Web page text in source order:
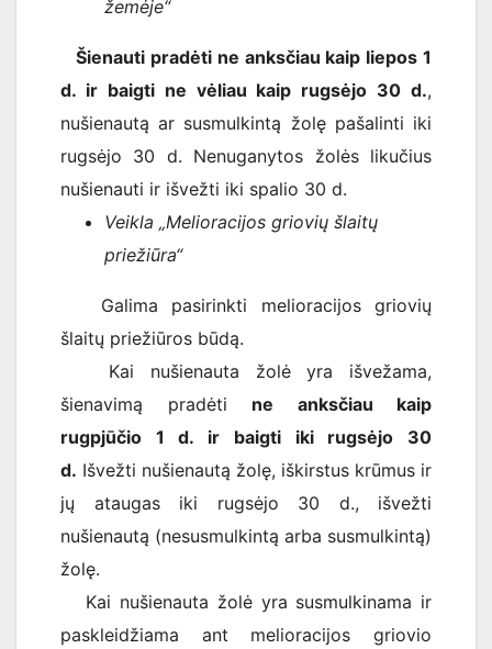
žemėje“
Šienauti pradėti ne anksčiau kaip liepos 1
d. ir baigti ne vėliau kaip rugsėjo 30 d.,
nušienautą ar susmulkintą žolę pašalinti iki
rugsėjo 30 d. Nenuganytos žolės likučius
nušienauti ir išvežti iki spalio 30 d.
Veikla „Melioracijos griovių šlaitų
priežiūra“
Galima pasirinkti melioracijos griovių
šlaitų priežiūros būdą.
Kai nušienauta žolė yra išvežama,
šienavimą pradėti ne anksčiau kaip
rugpjūčio 1 d. ir baigti iki rugsėjo 30
d. Išvežti nušienautą žolę, iškirstus krūmus ir
jų ataugas iki rugsėjo 30 d., išvežti
nušienautą (nesusmulkintą arba susmulkintą)
žolę.
Kai nušienauta žolė yra susmulkinama ir
paskleidžiama ant melioracijos griovio